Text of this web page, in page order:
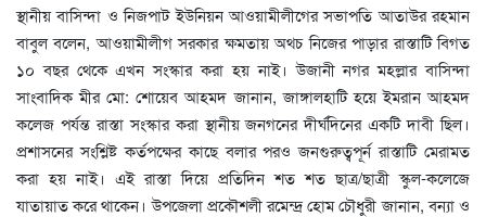
স্থানীয় বাসিন্দা ও নিজপাট ইউনিয়ন আওয়ামীলীগের সভাপতি আতাউর রহমান
বাবুল বলেন, আওয়ামীলীগ সরকার ক্ষমতায় অথচ নিজের পাড়ার রাস্তাটি বিগত
১০ বছর থেকে এখন সংস্কার করা হয় নাই। উজানী নগর মহল্লার বাসিন্দা
সাংবাদিক মীর মো: শোয়েব আহমদ জানান, জাঙ্গালহাটি হয়ে ইমরান আহমদ
কলেজ পর্যন্ত রাস্তা সংস্কার করা স্থানীয় জনগনের দীর্ঘদিনের একটি দাবী ছিল।
প্রশাসনের সংশ্লিষ্ট কর্তপক্ষের কাছে বলার পরও জনগুরুত্বপূর্ন রাস্তাটি মেরামত
করা হয় নাই। এই রাস্তা দিয়ে প্রতিদিন শত শত ছাত্র/ছাত্রী স্কুল-কলেজে
যাতায়াত করে থাকেন। উপজেলা প্রকৌশলী রমেন্দ্র হোম চৌধুরী জানান, বন্যা ও